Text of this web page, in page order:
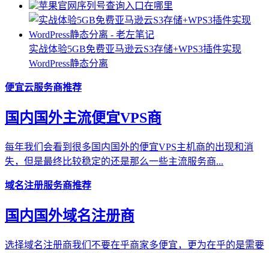
苹果官网序列号查询入口在哪里
实战体验5GB免费亚马逊云S3存储+WPS3插件实现
WordPress静态分离
便宜云服务商推荐
国内国外主流便宜VPS商
每年我们会看到很多国内国外的便宜VPS主机商的出现和消
失，但是最终比较稳定的还是那么一些主流服务商...
域名注册服务商推荐
国内国外域名注册商
选择域名注册商我们不要在乎商家多便宜，更为在乎的是需要